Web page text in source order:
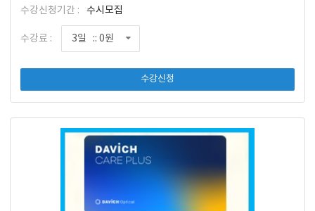
수강신청기간 :
수시모집
수강료 : 3일 :: 0원
수강신청